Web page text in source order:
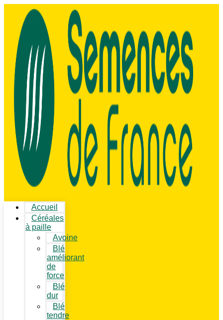
Accueil
Céréales
à paille
Avoine
Blé
améliorant
de
force
Blé
dur
Blé
tendre